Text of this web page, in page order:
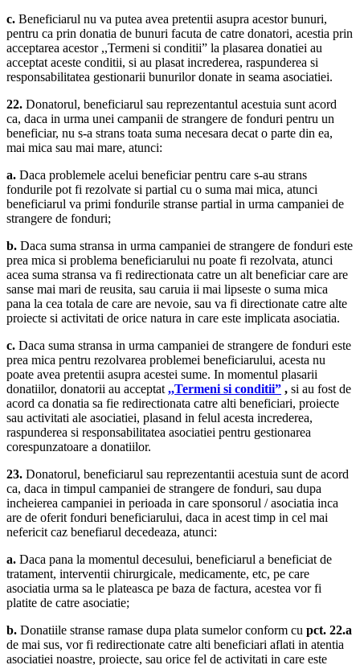
c. Beneficiarul nu va putea avea pretentii asupra acestor bunuri,
pentru ca prin donatia de bunuri facuta de catre donatori, acestia prin
acceptarea acestor ,,Termeni si conditii” la plasarea donatiei au
acceptat aceste conditii, si au plasat increderea, raspunderea si
responsabilitatea gestionarii bunurilor donate in seama asociatiei.
22. Donatorul, beneficiarul sau reprezentantul acestuia sunt acord
ca, daca in urma unei campanii de strangere de fonduri pentru un
beneficiar, nu s-a strans toata suma necesara decat o parte din ea,
mai mica sau mai mare, atunci:
a. Daca problemele acelui beneficiar pentru care s-au strans
fondurile pot fi rezolvate si partial cu o suma mai mica, atunci
beneficiarul va primi fondurile stranse partial in urma campaniei de
strangere de fonduri;
b. Daca suma stransa in urma campaniei de strangere de fonduri este
prea mica si problema beneficiarului nu poate fi rezolvata, atunci
acea suma stransa va fi redirectionata catre un alt beneficiar care are
sanse mai mari de reusita, sau caruia ii mai lipseste o suma mica
pana la cea totala de care are nevoie, sau va fi directionate catre alte
proiecte si activitati de orice natura in care este implicata asociatia.
c. Daca suma stransa in urma campaniei de strangere de fonduri este
prea mica pentru rezolvarea problemei beneficiarului, acesta nu
poate avea pretentii asupra acestei sume. In momentul plasarii
donatiilor, donatorii au acceptat ,,Termeni si conditii” , si au fost de
acord ca donatia sa fie redirectionata catre alti beneficiari, proiecte
sau activitati ale asociatiei, plasand in felul acesta increderea,
raspunderea si responsabilitatea asociatiei pentru gestionarea
corespunzatoare a donatiilor.
23. Donatorul, beneficiarul sau reprezentantii acestuia sunt de acord
ca, daca in timpul campaniei de strangere de fonduri, sau dupa
incheierea campaniei in perioada in care sponsorul / asociatia inca
are de oferit fonduri beneficiarului, daca in acest timp in cel mai
nefericit caz benefiarul decedeaza, atunci:
a. Daca pana la momentul decesului, beneficiarul a beneficiat de
tratament, interventii chirurgicale, medicamente, etc, pe care
asociatia urma sa le plateasca pe baza de factura, acestea vor fi
platite de catre asociatie;
b. Donatiile stranse ramase dupa plata sumelor conform cu pct. 22.a
de mai sus, vor fi redirectionate catre alti beneficiari aflati in atentia
asociatiei noastre, proiecte, sau orice fel de activitati in care este